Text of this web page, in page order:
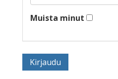
Muista minut